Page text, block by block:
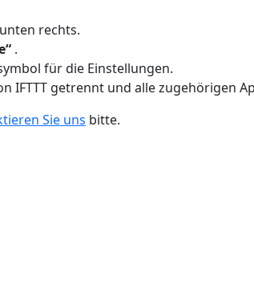
unten rechts.
.
für die Einstellungen.
IFTTT getrennt und alle zugehörigen
Sie uns bitte.